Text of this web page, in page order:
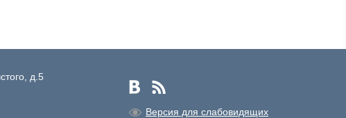
д.5
Версия для слабовидящих